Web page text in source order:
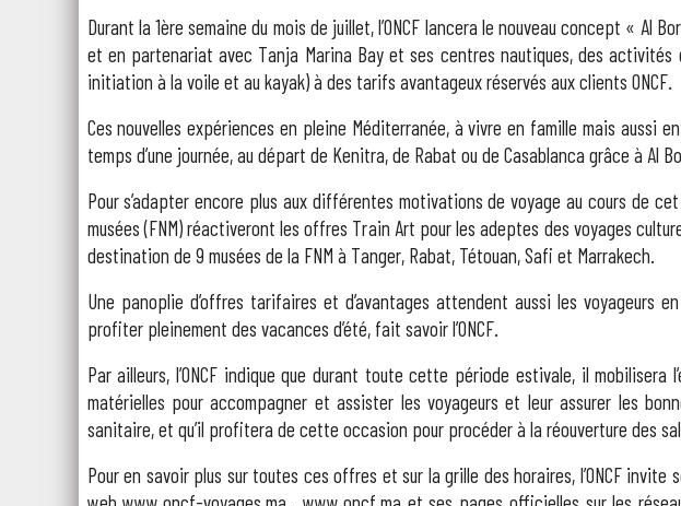
Durant la 1ère semaine du mois de juillet, l’ONCF lancera le nouveau concept « Al
et en partenariat avec Tanja Marina Bay et ses centres nautiques, des activités
initiation à la voile et au kayak) à des tarifs avantageux réservés aux clients ONCF.
Ces nouvelles expériences en pleine Méditerranée, à vivre en famille mais aussi
temps d’une journée, au départ de Kenitra, de Rabat ou de Casablanca grâce à Al
Pour s’adapter encore plus aux différentes motivations de voyage au cours de
musées (FNM) réactiveront les offres Train Art pour les adeptes des voyages
destination de 9 musées de la FNM à Tanger, Rabat, Tétouan, Safi et Marrakech.
Une panoplie d’offres tarifaires et d’avantages attendent aussi les voyageurs
profiter pleinement des vacances d’été, fait savoir l’ONCF.
Par ailleurs, l’ONCF indique que durant toute cette période estivale, il mobilisera
matérielles pour accompagner et assister les voyageurs et leur assurer les
sanitaire, et qu’il profitera de cette occasion pour procéder à la réouverture des
Pour en savoir plus sur toutes ces offres et sur la grille des horaires, l’ONCF